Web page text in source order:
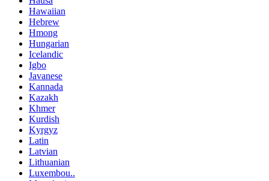
Hawaiian
Hebrew
Hmong
Hungarian
Icelandic
Igbo
Javanese
Kannada
Kazakh
Khmer
Kurdish
Kyrgyz
Latin
Latvian
Lithuanian
Luxembou..